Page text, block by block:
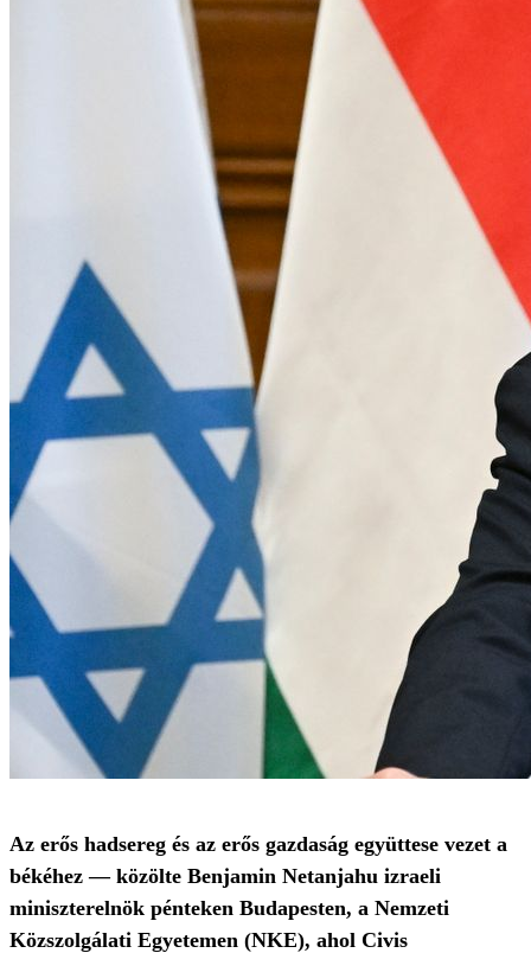
Az erős hadsereg és az erős gazdaság együttese vezet a
békéhez — közölte Benjamin Netanjahu izraeli
miniszterelnök pénteken Budapesten, a Nemzeti
Közszolgálati Egyetemen (NKE), ahol Civis